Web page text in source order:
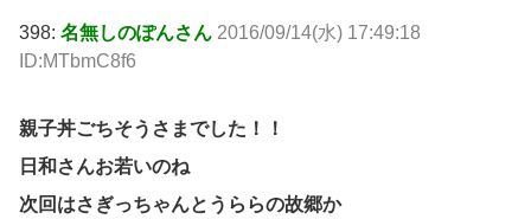
398: 名無しのぽんさん 2016/09/14(水) 17:49:18
ID:MTbmC8f6
親子丼ごちそうさまでした！！
日和さんお若いのね
次回はさぎっちゃんとうららの故郷か